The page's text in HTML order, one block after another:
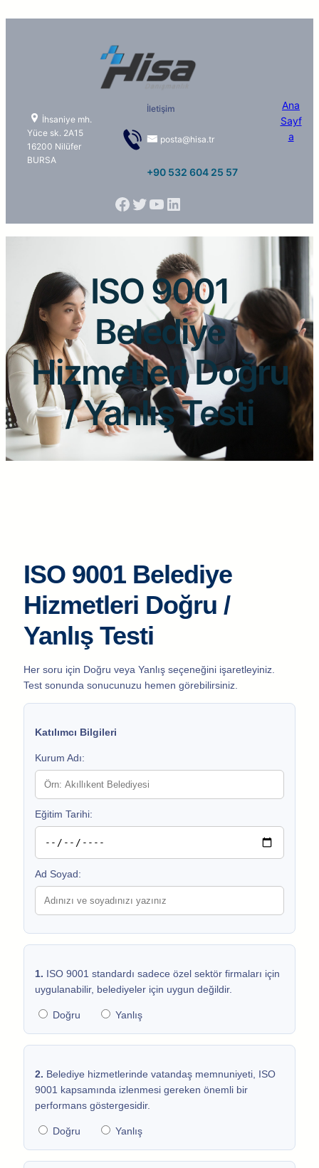
İhsaniye mh.
Yüce sk. 2A15
16200 Nilüfer
BURSA
İletişim
posta@hisa.tr
+90 532 604 25 57
Ana
Sayf
a
ISO 9001
Belediye
Hizmetleri Doğru
/ Yanlış Testi
ISO 9001 Belediye
Hizmetleri Doğru /
Yanlış Testi
Her soru için Doğru veya Yanlış seçeneğini işaretleyiniz.
Test sonunda sonucunuzu hemen görebilirsiniz.
Katılımcı Bilgileri
Kurum Adı:
Eğitim Tarihi:
Ad Soyad:
1. ISO 9001 standardı sadece özel sektör firmaları için
uygulanabilir, belediyeler için uygun değildir.
Doğru Yanlış
2. Belediye hizmetlerinde vatandaş memnuniyeti, ISO
9001 kapsamında izlenmesi gereken önemli bir
performans göstergesidir.
Doğru Yanlış